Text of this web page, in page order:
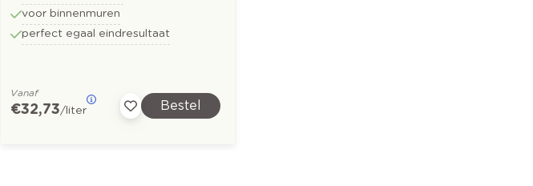
voor binnenmuren
perfect egaal eindresultaat
Vanaf
€ 32,73/liter Bestel